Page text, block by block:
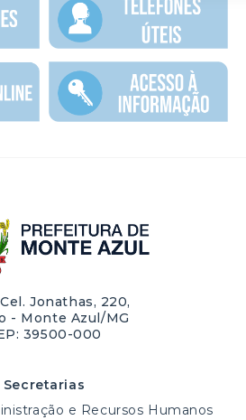
Jonathas, 220,
- Monte Azul/MG
39500-000
Secretarias
e Recursos Humanos